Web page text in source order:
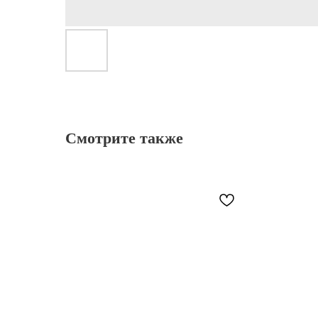
Смотрите также